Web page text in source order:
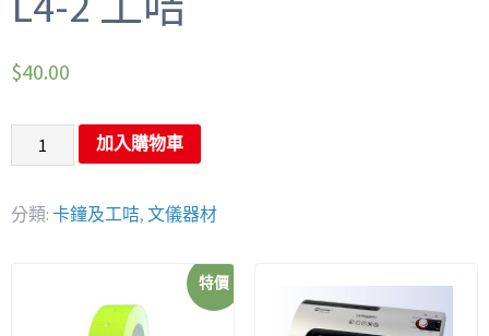
$40.00
加入購物車
分類: 卡鐘及工咭, 文儀器材
特價